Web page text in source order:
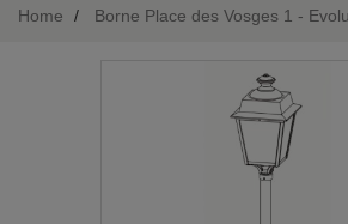
Home Borne Place des Vosges 1 -